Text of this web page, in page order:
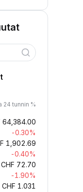
24 tunnin %
64,384.00
-0.30%
1,902.69
-0.40%
CHF 72.70
-1.90%
CHF 1.031